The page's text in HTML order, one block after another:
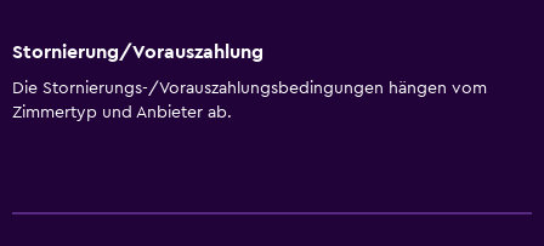
Zimmerservice
Stornierung/Vorauszahlung
Die Stornierungs-/Vorauszahlungsbedingungen hängen vom
Zimmertyp und Anbieter ab.